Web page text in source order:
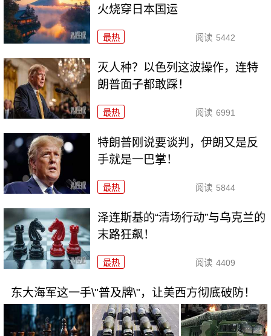
火烧穿日本国运
最热 阅读 5442
灭人种？以色列这波操作，连特
朗普面子都敢踩！
最热 阅读 6991
特朗普刚说要谈判，伊朗又是反
手就是一巴掌！
最热 阅读 5844
泽连斯基的“清场行动”与乌克兰的
末路狂飙！
最热 阅读 4409
东大海军这一手\"普及牌\"，让美西方彻底破防！